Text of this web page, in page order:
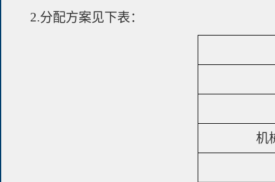
2.分配方案见下表：
机